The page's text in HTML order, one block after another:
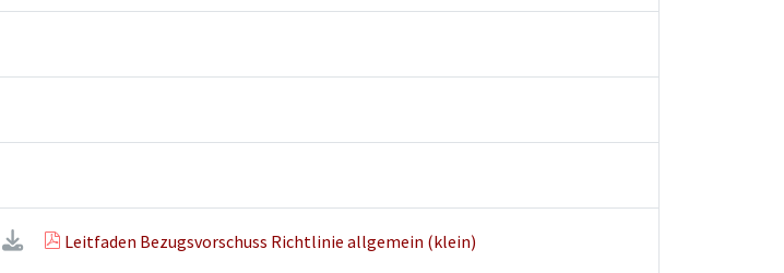
Leitfaden Bezugsvorschuss Richtlinie allgemein (klein)